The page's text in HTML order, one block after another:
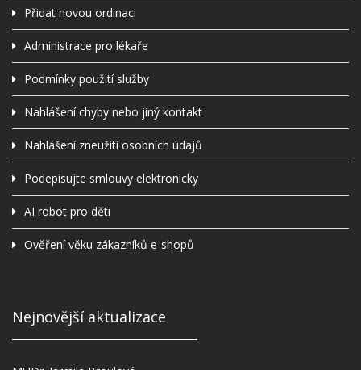
Přidat novou ordinaci
Administrace pro lékaře
Podmínky použití služby
Nahlášení chyby nebo jiný kontakt
Nahlášení zneužití osobních údajů
Podepisujte smlouvy elektronicky
AI robot pro děti
Ověření věku zákazníků e-shopů
Nejnovější aktualizace